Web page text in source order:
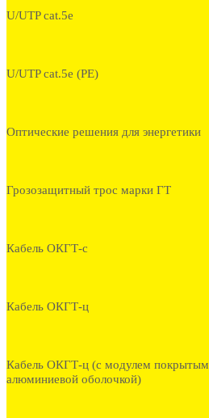
U/UTP cat.5e
U/UTP cat.5e (PE)
Оптические решения для энергетики
Грозозащитный трос марки ГТ
Кабель ОКГТ-с
Кабель ОКГТ-ц
Кабель ОКГТ-ц (с модулем покрытым
алюминиевой оболочкой)